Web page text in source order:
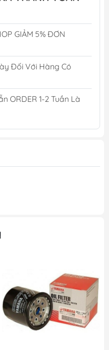
GIẢM 5% ĐƠN
Đối Với Hàng Có
ORDER 1-2 Tuần Là